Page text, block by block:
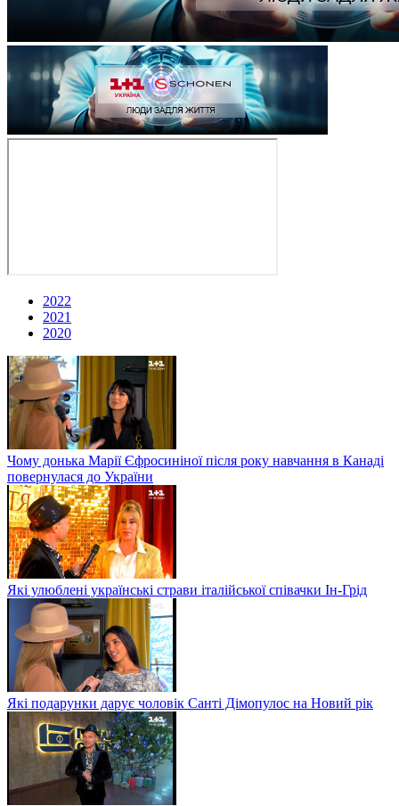
2022
2021
2020
Чому донька Марії Єфросиніної після року навчання в Канаді
повернулася до України
Які улюблені українські страви італійської співачки Ін-Грід
Які подарунки дарує чоловік Санті Дімопулос на Новий рік